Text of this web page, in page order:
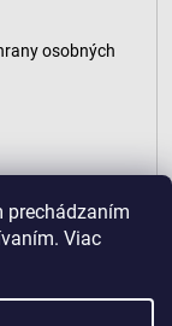
prechádzaním
Viac
osobných